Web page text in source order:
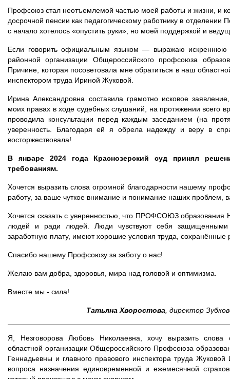
Профсоюз стал неотъемлемой частью моей работы и жизни, и
досрочной пенсии как педагогическому работнику в
с начало хотелось «опустить руки», но моей поддержкой и
Если говорить официальным языком — выражаю искреннюю
районной организации Общероссийского профсоюза
Причине, которая посоветовала мне обратиться в наш
инспектором труда Ириной Жуковой.
Ирина Александровна составила грамотно исковое
моих правах в ходе судебных слушаний, на протяжении всего
проводила консультации перед каждым заседанием (на
уверенность. Благодаря ей я обрела надежду и веру в
восторжествовала!
В январе 2024 года Краснозерский суд принял
требованиям.
Хочется выразить слова огромной благодарности нашему
работу, за ваше чуткое внимание и понимание наших проблем,
Хочется сказать с уверенностью, что ПРОФСОЮЗ образования
людей и ради людей. Люди чувствуют себя защищенными
заработную плату, имеют хорошие условия труда, сохранённые
Спасибо нашему Профсоюзу за заботу о нас!
Желаю вам добра, здоровья, мира над головой и оптимизма.
Вместе мы - сила!
Татьяна Хворостова , директор
Я, Незговорова Любовь Николаевна, хочу выразить слова
областной организации Общероссийского Профсоюза
Геннадьевны и главного правового инспектора труда
вопроса назначения единовременной и ежемесячной